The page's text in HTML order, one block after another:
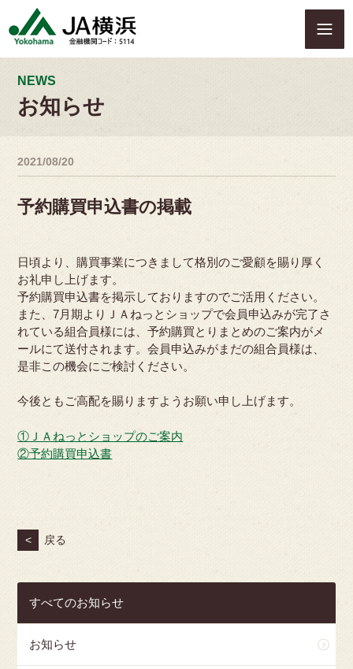
p
NEWS
お知らせ
2021/08/20
予約購買申込書の掲載
日頃より、購買事業につきまして格別のご愛顧を賜り厚く
お礼申し上げます。
予約購買申込書を掲示しておりますのでご活用ください。
また、7月期よりＪＡねっとショップで会員申込みが完了さ
れている組合員様には、予約購買とりまとめのご案内がメ
ールにて送付されます。会員申込みがまだの組合員様は、
是非この機会にご検討ください。
今後ともご高配を賜りますようお願い申し上げます。
①ＪＡねっとショップのご案内
②予約購買申込書
< 戻る
すべてのお知らせ
お知らせ